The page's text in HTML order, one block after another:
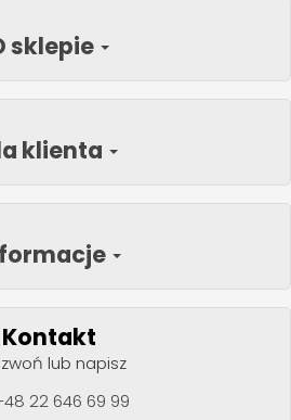
sklepie
klienta
Kontakt
lub napisz
22 646 69 99